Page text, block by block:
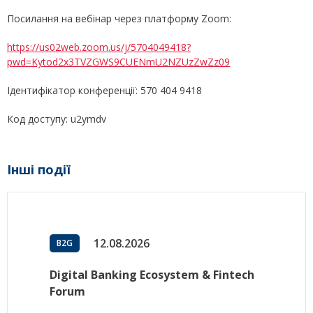
Посилання на вебінар через платформу Zoom:
https://us02web.zoom.us/j/5704049418?
pwd=Kytod2x3TVZGWS9CUENmU2NZUzZwZz09
Ідентифікатор конференції: 570 404 9418
Код доступу: u2ymdv
Інші події
B2G 12.08.2026
Digital Banking Ecosystem & Fintech
Forum